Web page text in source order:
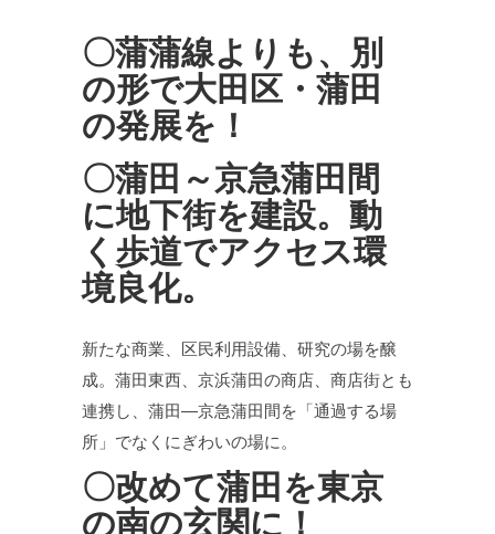
〇蒲蒲線よりも、別
の形で大田区・蒲田
の発展を！
〇蒲田～京急蒲田間
に地下街を建設。動
く歩道でアクセス環
境良化。
新たな商業、区民利用設備、研究の場を醸
成。蒲田東西、京浜蒲田の商店、商店街とも
連携し、蒲田―京急蒲田間を「通過する場
所」でなくにぎわいの場に。
〇改めて蒲田を東京
の南の玄関に！